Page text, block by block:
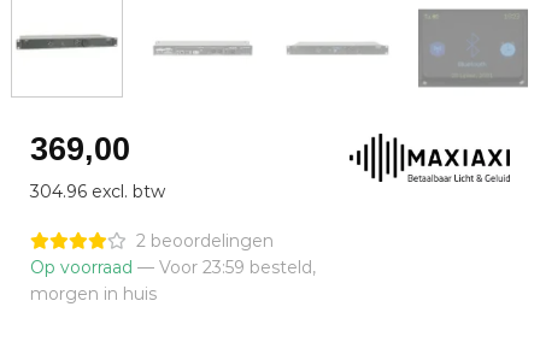
369,00
304.96 excl. btw
2 beoordelingen
Op voorraad — Voor 23:59 besteld,
morgen in huis